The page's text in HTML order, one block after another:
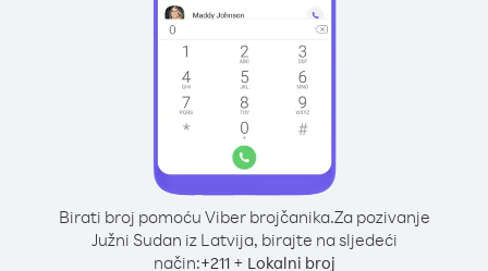
Birati broj pomoću Viber brojčanika.Za pozivanje
Južni Sudan iz Latvija, birajte na sljedeći
način:+211+ Lokalni broj